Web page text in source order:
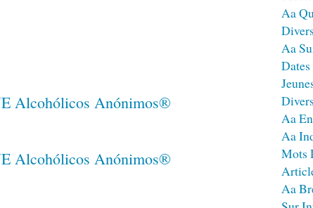
Aa
Aa
Aa
Aa
Mots
Aa